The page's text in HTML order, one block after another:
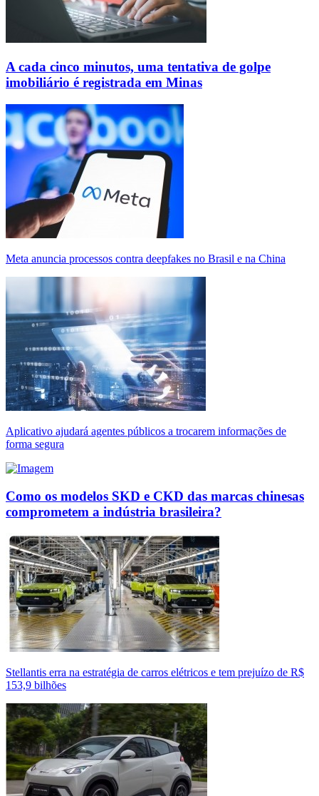
A cada cinco minutos, uma tentativa de golpe
imobiliário é registrada em Minas
Meta anuncia processos contra deepfakes no Brasil e na China
Aplicativo ajudará agentes públicos a trocarem informações de
forma segura
Como os modelos SKD e CKD das marcas chinesas
comprometem a indústria brasileira?
Stellantis erra na estratégia de carros elétricos e tem prejuízo de R$
153,9 bilhões